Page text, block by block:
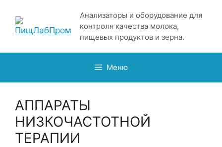
содержимому
Анализаторы и оборудование для
контроля качества молока,
пищевых продуктов и зерна.
Меню
АППАРАТЫ
НИЗКОЧАСТОТНОЙ
ТЕРАПИИ